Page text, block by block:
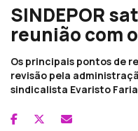
SINDEPOR
reunião com
Os principais pontos de
revisão pela
sindicalista Evaristo